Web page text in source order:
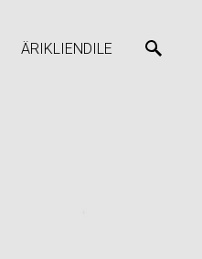
ÄRIKLIENDILE